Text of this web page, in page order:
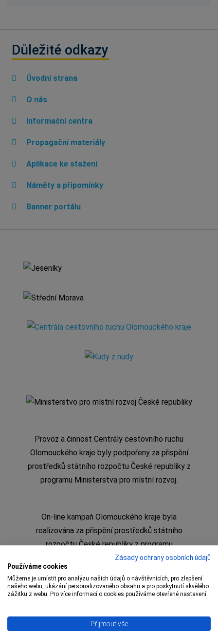
Důležité odkazy
Úvodní strana
O nás
Informační centra
Propagační materiály
Aplikace ke stažení
Náměty a připomínky
Banner portálu
Provoz a činnost Centrály cestovního ruchu
Olomouckého kraje byly podpořeny za přispění
prostředků státního rozpočtu České republiky z
programu Ministerstva pro místní rozvoj.
On-line kampaň Olomouckého kraje byla
realizována za přispění prostředků státního
rozpočtu České republiky z programu
Ministerstva pro místní rozvoj
Copyright © 2009 – 1 Olomoucký kraj,Centrála
Zásady ochrany osobních údajů
Používáme cookies
Můžeme je umístit pro analýzu našich údajů o návštěvnících, pro zlepšení
našeho webu, ukázání personalizovaného obsahu a pro poskytnutí skvělého
zážitku z webu. Pro více informací o cookies používáme otevřené nastavení.
Přijmout vše